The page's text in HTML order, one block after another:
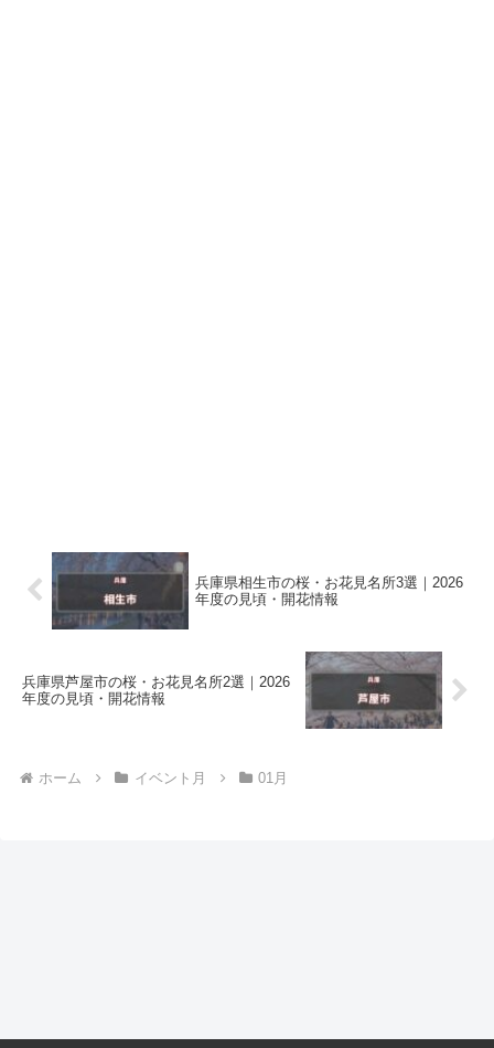
兵庫県相生市の桜・お花見名所3選｜2026
年度の見頃・開花情報
兵庫県芦屋市の桜・お花見名所2選｜2026
年度の見頃・開花情報
ホーム イベント月 01月